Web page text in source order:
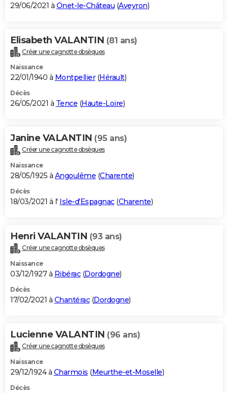
29/06/2021 à Onet-le-Château (Aveyron)
Elisabeth VALANTIN (81 ans)
Créer une cagnotte obsèques
Naissance
22/01/1940 à Montpellier(Hérault)
Décès
26/05/2021 à Tence (Haute-Loire)
Janine VALANTIN (95 ans)
Créer une cagnotte obsèques
Naissance
28/05/1925 à Angoulême (Charente)
Décès
18/03/2021 à l' Isle-d'Espagnac(Charente)
Henri VALANTIN (93 ans)
Créer une cagnotte obsèques
Naissance
03/12/1927 à Ribérac(Dordogne)
Décès
17/02/2021 à Chantérac(Dordogne)
Lucienne VALANTIN (96 ans)
Créer une cagnotte obsèques
Naissance
29/12/1924 à Charmois (Meurthe-et-Moselle)
Décès